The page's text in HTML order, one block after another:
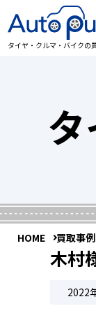
タイヤ・クルマ・バイクの
HOME 買取事例
木村
2022